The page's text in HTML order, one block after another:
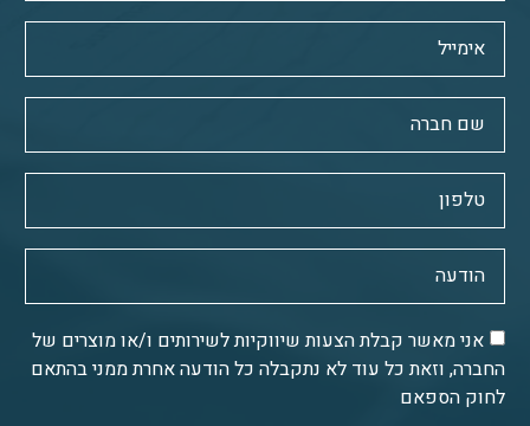
אני מאשר קבלת הצעות שיווקיות לשירותים ו/או מוצרים של
החברה, וזאת כל עוד לא נתקבלה כל הודעה אחרת ממני בהתאם
לחוק הספאם